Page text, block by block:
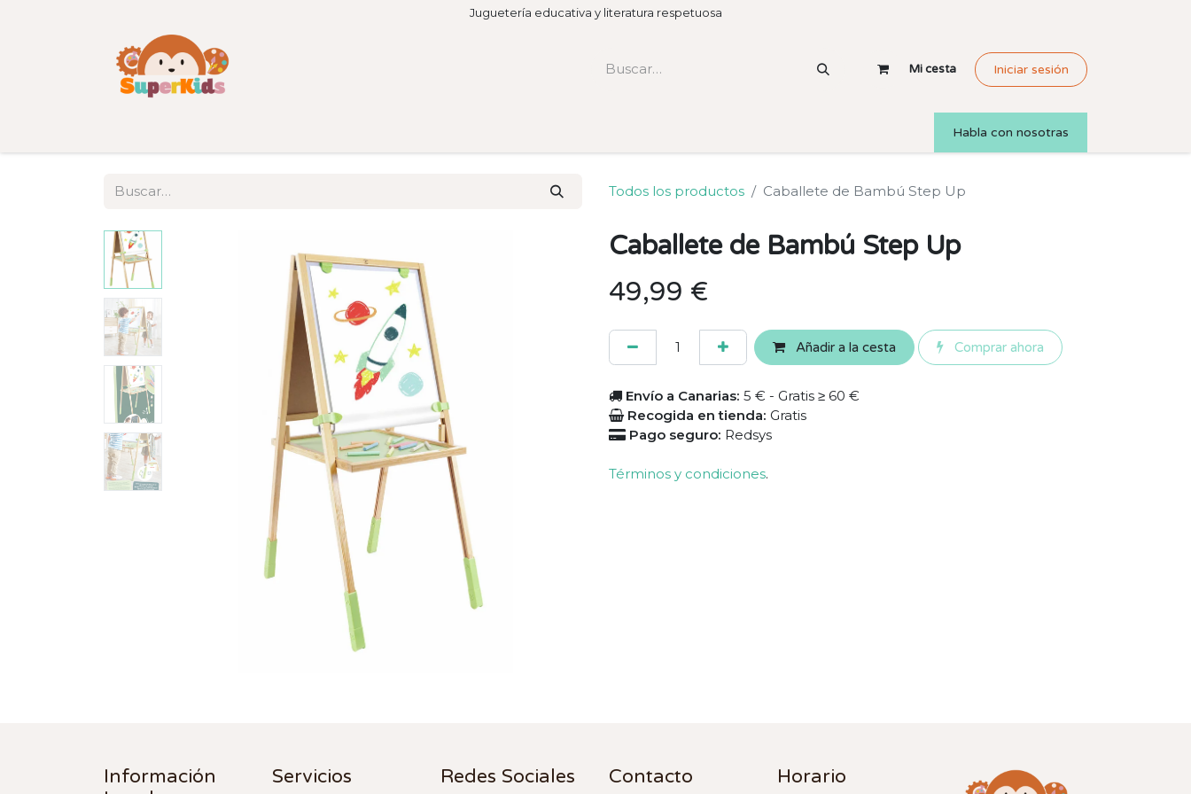
Juguetería educativa y literatura respetuosa
Mi cesta Iniciar sesión
Habla con nosotras
Todos los productos Caballete de Bambú Step Up
Caballete de Bambú Step Up
49,99 €
Añadir a la cesta Comprar ahora
Envío a Canarias: 5 € - Gratis ≥ 60 €
Recogida en tienda: Gratis
Pago seguro: Redsys
Términos y condiciones.
Información
Servicios Redes Sociales Contacto Horario